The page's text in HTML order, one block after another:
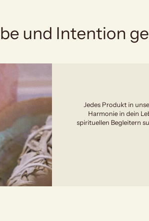
und Intention
Jedes Produkt in
Harmonie in dein
spirituellen Begleitern